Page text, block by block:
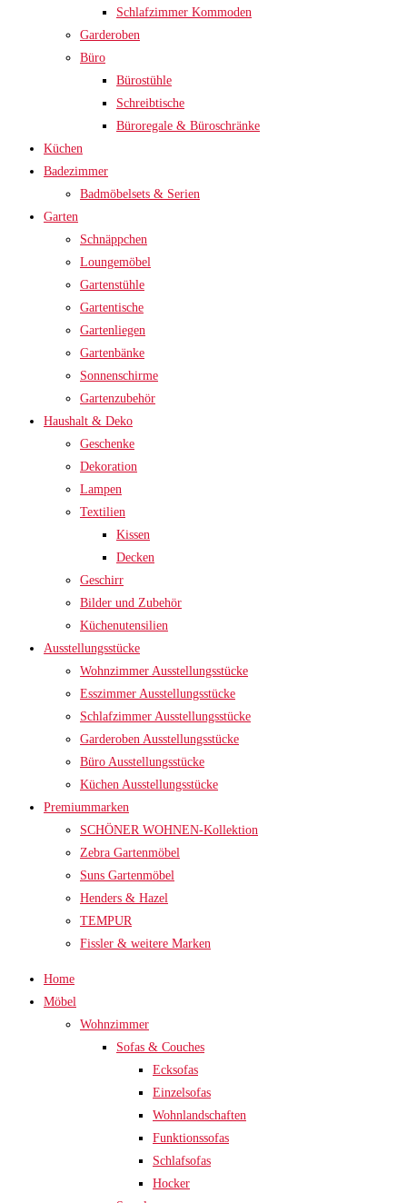
Schlafzimmer Kommoden
Garderoben
Büro
Bürostühle
Schreibtische
Büroregale & Büroschränke
Küchen
Badezimmer
Badmöbelsets & Serien
Garten
Schnäppchen
Loungemöbel
Gartenstühle
Gartentische
Gartenliegen
Gartenbänke
Sonnenschirme
Gartenzubehör
Haushalt & Deko
Geschenke
Dekoration
Lampen
Textilien
Kissen
Decken
Geschirr
Bilder und Zubehör
Küchenutensilien
Ausstellungsstücke
Wohnzimmer Ausstellungsstücke
Esszimmer Ausstellungsstücke
Schlafzimmer Ausstellungsstücke
Garderoben Ausstellungsstücke
Büro Ausstellungsstücke
Küchen Ausstellungsstücke
Premiummarken
SCHÖNER WOHNEN-Kollektion
Zebra Gartenmöbel
Suns Gartenmöbel
Henders & Hazel
TEMPUR
Fissler & weitere Marken
Home
Möbel
Wohnzimmer
Sofas & Couches
Ecksofas
Einzelsofas
Wohnlandschaften
Funktionssofas
Schlafsofas
Hocker